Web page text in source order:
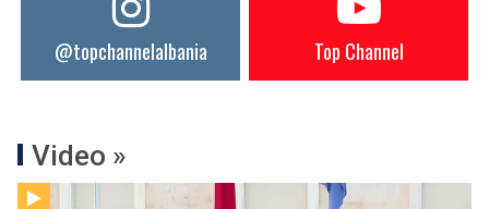
@topchannelalbania Top Channel
Video »